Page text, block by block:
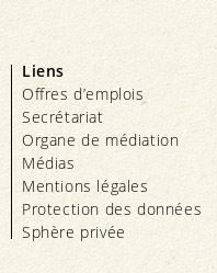
Liens
Offres d’emplois
Secrétariat
Organe de médiation
Médias
Mentions légales
Protection des données
Sphère privée